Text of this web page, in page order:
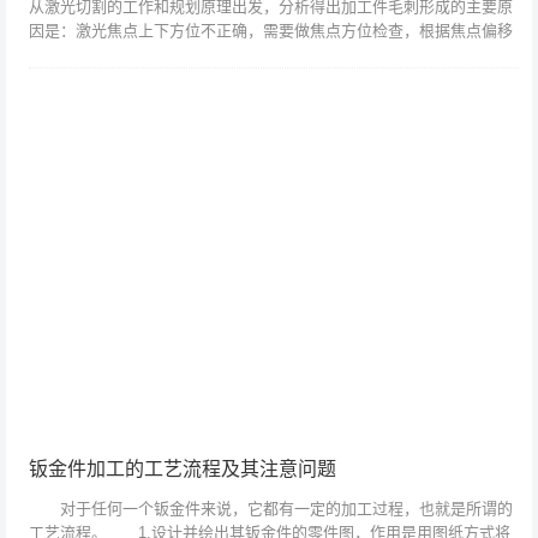
从激光切割的工作和规划原理出发，分析得出加工件毛刺形成的主要原
因是：激光焦点上下方位不正确，需要做焦点方位检查，根据焦点偏移
钣金件加工的工艺流程及其注意问题
对于任何一个钣金件来说，它都有一定的加工过程，也就是所谓的
工艺流程。 1.设计并绘出其钣金件的零件图，作用是用图纸方式将